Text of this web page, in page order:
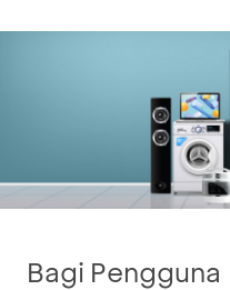
Bagi Pengguna